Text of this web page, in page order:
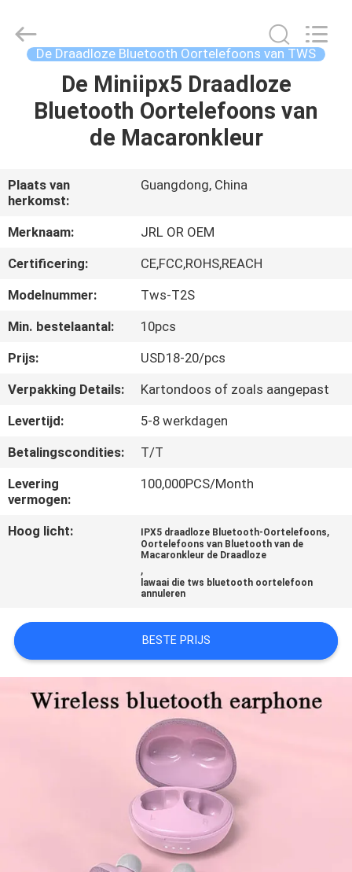
PRODUCTEN
VIDEOS
VR-
SHOW
ONS
KWALITEITSCONTROLE
CONTACT
MET
GEVALLEN
NEWS
Technology
De Draadloze Bluetooth Oortelefoons van TWS
De Miniipx5 Draadloze
Bluetooth Oortelefoons van
de Macaronkleur
Plaats van
herkomst:
Guangdong, China
Merknaam:
JRL OR OEM
Certificering:
CE,FCC,ROHS,REACH
Modelnummer:
Tws-T2S
Min. bestelaantal:
10pcs
Prijs:
USD18-20/pcs
Verpakking Details:
Kartondoos of zoals aangepast
Levertijd:
5-8 werkdagen
Betalingscondities:
T/T
Levering
vermogen:
100,000PCS/Month
Hoog licht: IPX5 draadloze Bluetooth-Oortelefoons,
Oortelefoons van Bluetooth van de
Macaronkleur de Draadloze
,
lawaai die tws bluetooth oortelefoon
annuleren
BESTE PRIJS